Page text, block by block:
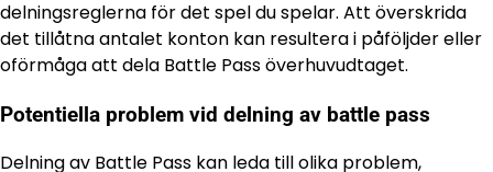
delningsreglerna för det spel du spelar. Att överskrida
det tillåtna antalet konton kan resultera i påföljder eller
oförmåga att dela Battle Pass överhuvudtaget.
Potentiella problem vid delning av battle pass
Delning av Battle Pass kan leda till olika problem,